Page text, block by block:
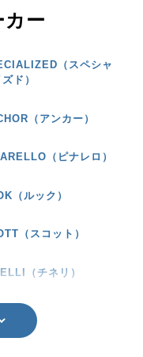
カー
（スペシャ
ド）
（アンカー）
（ピナレロ）
（ルック）
（スコット）
（チネリ）